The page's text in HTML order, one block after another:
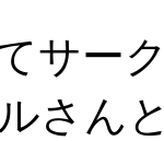
サー
さん